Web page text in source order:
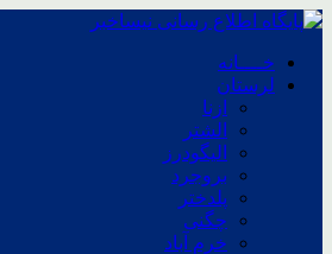
خــــانه
لرستان
ازنا
الشتر
الیگودرز
بروجرد
پلدختر
چگنی
خرم آباد